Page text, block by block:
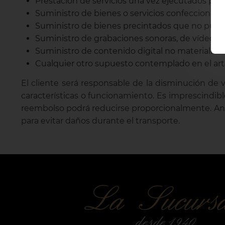
Suministro de bienes o servicios
Suministro de bienes precintados que no
Suministro de grabaciones sonoras, de vídeo
Suministro de contenido digital no
Cualquier otro supuesto contemplado en el art.
El cliente será responsable de la disminución de
características o funcionamiento. Es
reembolso podrá reducirse proporcionalmente.
para evitar daños durante el transporte.